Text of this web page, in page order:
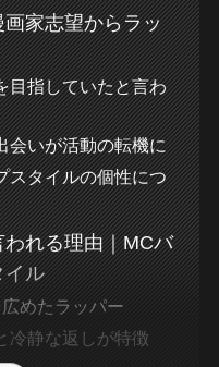
家志望からラッ
目指していたと言わ
会いが活動の転機に
スタイルの個性につ
れる理由｜MCバ
イル
めたラッパー
冷静な返しが特徴